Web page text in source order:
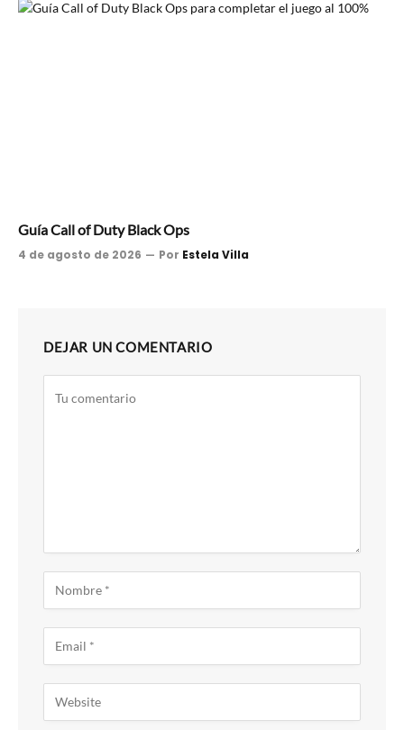
Guía Call of Duty Black Ops
4 de agosto de 2026 Por Estela Villa
DEJAR UN COMENTARIO